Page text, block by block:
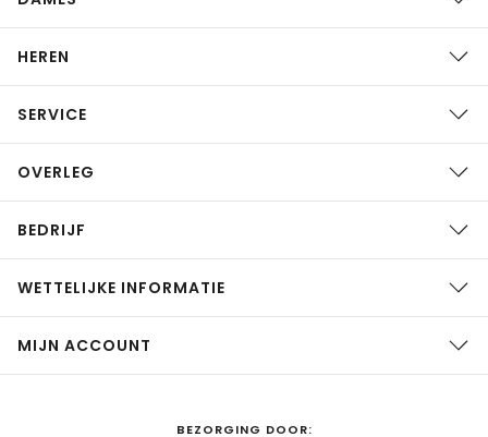
HEREN
SERVICE
OVERLEG
BEDRIJF
WETTELIJKE INFORMATIE
MIJN ACCOUNT
BEZORGING DOOR: